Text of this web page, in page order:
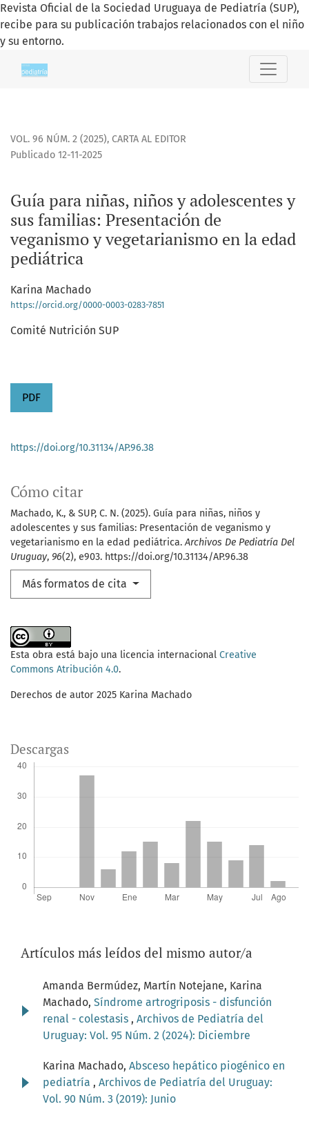
Revista Oficial de la Sociedad Uruguaya de Pediatría (SUP),
recibe para su publicación trabajos relacionados con el niño
y su entorno.
Guía para niñas, niños y adolescentes y sus familias
VOL. 96 NÚM. 2 (2025), CARTA AL EDITOR
Guía para niñas, niños y adolescentes y
sus familias: Presentación de
veganismo y vegetarianismo en la edad
pediátrica
Publicado 12-11-2025
Karina Machado
https://orcid.org/0000-0003-0283-7851
Comité Nutrición SUP
PDF
Cómo citar
Machado, K., & SUP, C. N. (2025). Guía para niñas, niños y
adolescentes y sus familias: Presentación de veganismo y
vegetarianismo en la edad pediátrica.Archivos De Pediatría Del
Uruguay, 96(2), e903. https://doi.org/10.31134/AP.96.38
Más formatos de cita
https://doi.org/10.31134/AP.96.38
Esta obra está bajo una licencia internacional Creative
Commons Atribución 4.0.
Derechos de autor 2025 Karina Machado
Descargas
Artículos más leídos del mismo autor/a
Amanda Bermúdez, Martín Notejane, Karina
Machado, Síndrome artrogriposis - disfunción
renal - colestasis , Archivos de Pediatría del
Uruguay: Vol. 95 Núm. 2 (2024): Diciembre
Karina Machado, Absceso hepático piogénico en
pediatría , Archivos de Pediatría del Uruguay:
Vol. 90 Núm. 3 (2019): Junio